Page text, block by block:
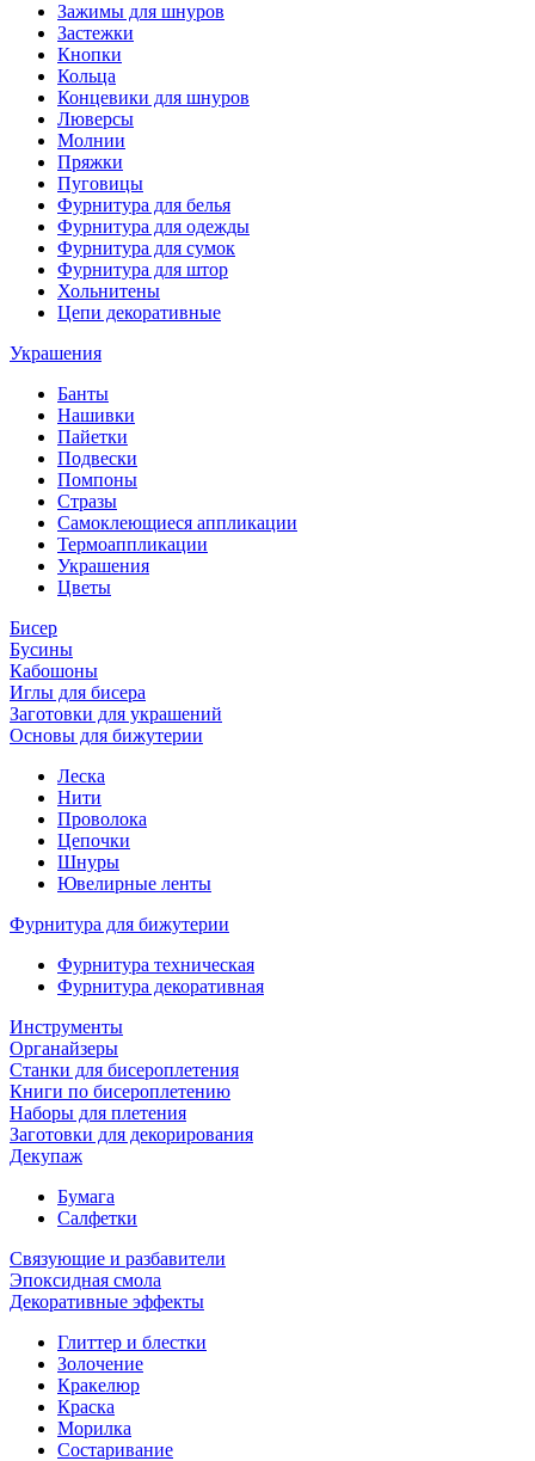
Зажимы для шнуров
Застежки
Кнопки
Кольца
Концевики для шнуров
Люверсы
Молнии
Пряжки
Пуговицы
Фурнитура для белья
Фурнитура для одежды
Фурнитура для сумок
Фурнитура для штор
Хольнитены
Цепи декоративные
Украшения
Банты
Нашивки
Пайетки
Подвески
Помпоны
Стразы
Самоклеющиеся аппликации
Термоаппликации
Украшения
Цветы
Бисер
Бусины
Кабошоны
Иглы для бисера
Заготовки для украшений
Основы для бижутерии
Леска
Нити
Проволока
Цепочки
Шнуры
Ювелирные ленты
Фурнитура для бижутерии
Фурнитура техническая
Фурнитура декоративная
Инструменты
Органайзеры
Станки для бисероплетения
Книги по бисероплетению
Наборы для плетения
Заготовки для декорирования
Декупаж
Бумага
Салфетки
Связующие и разбавители
Эпоксидная смола
Декоративные эффекты
Глиттер и блестки
Золочение
Кракелюр
Краска
Морилка
Состаривание